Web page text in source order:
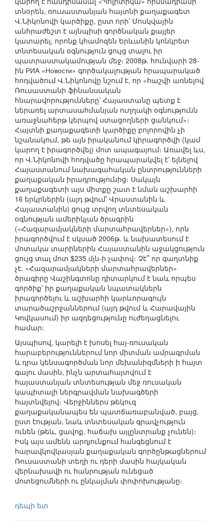
տնօրեն, ռուսաստանյան հայտնի քաղաքագետ
Վ.Նիկոնովի կարծիքը, ըստ որի՝ Մոսկվային
անհրաժեշտ է այնպիսի գործնական քայլեր
կատարել, որոնք կհամոզեն Երևանին կոնկրետ
տնտեսական օգնություն ցույց տալու իր
պատրաստակամության մեջ։ 2008թ. հունվարի 28-
ին РИА «Новости» գործակալության հրապարակած
հոդվածում Վ.Նիկոնովը նշում է, որ «հաշվի առնելով
Ռուսաստանի ֆինանսական
հնարավորությունները՝ Հայաստանը պետք է
ներառել արտասահմանյան ուղղակի օգնությունն
առաջնահերթ կերպով ստացողների ցանկում»։
Հայտնի քաղաքագետի կարծիքը բոլորովին չի
նշանակում, թե այն իրականում կիրագործվի (կամ
կարող է իրագործվել) մոտ ապագայում։ Առավել ևս,
որ Վ.Նիկոնովի հոդվածը հրապարակվել է՝ ելնելով
Հայաստանում նախագահական ընտրությունների
քաղաքական իրադրությունից։ Սակայն
քաղաքագետի այս միտքը շատ է նման աշխարհի
16 երկրներին (այդ թվում՝ Վրաստանին և
Հայաստանին) ցույց տրվող տնտեսական
օգնության ամերիկյան ծրագրին
(«Հազարամյակների մարտահրավերներ»), որն
իրագործվում է սկսած 2006թ. և նախատեսում է
մոտակա տարիներին Հայաստանին աջակցություն
ցույց տալ մոտ $235 մլն-ի չափով։ Չէ՞ որ գաղտնիք
չէ. «Հազարամյակների մարտահրավերներ»
ծրագիրը Վաշինգտոնը դիտարկում է նաև որպես
գործիք՝ իր քաղաքական նպատակներն
իրագործելու և աշխարհի կարևորագույն
տարածաշրջաններում (այդ թվում և Հարավային
Կովկասում) իր ազդեցությունը ուժեղացնելու
համար։
Այսպիսով, կարելի է խոսել հայ-ռուսական
հարաբերություններում նոր միտման ամրագրման
և դրա կենսագործման նոր մեխանիզմների ի հայտ
գալու մասին, ինչն արտահայտվում է
հայաստանյան տնտեսության մեջ ռուսական
կապիտալի ներգրավման նախագծերի
հայտնվելով։ Վերջիններս թեկուզ
քաղաքականապես են պատճառաբանված, բայց,
ըստ էության, նաև տնտեսական գրավչություն
ունեն (թեև, ցավոք, հաճախ այլընտրանք չունեն)։
Իսկ այս ամենն արդյունքում հանգեցնում է
հարավկովկասյան քաղաքական գործընթացներում
Ռուսաստանի տեղի ու դերի մասին հայկական
վերնախավի ու հանրության ունեցած
մոտեցումների ու ընկալման փոփոխությանը։
դեպի ետ